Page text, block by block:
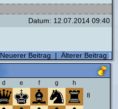
Datum: 12.07.2014 09:40
Neuerer Beitrag | Älterer Beitrag ]
d e f g
h
8